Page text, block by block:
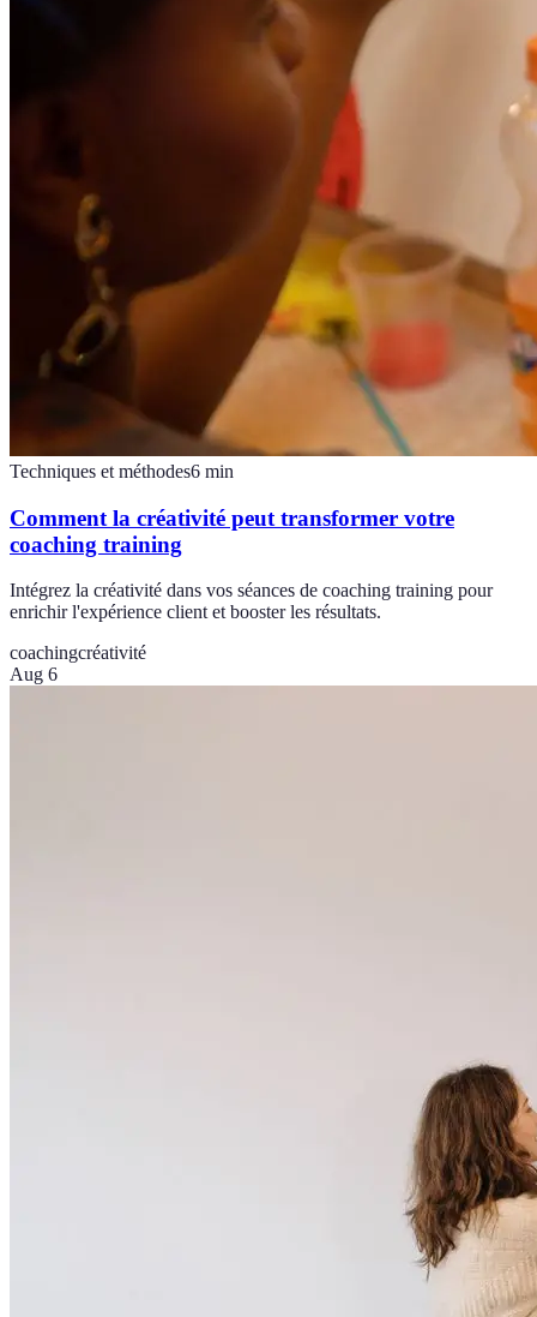
Techniques et méthodes6 min
Comment la créativité peut transformer votre
coaching training
Intégrez la créativité dans vos séances de coaching training pour
enrichir l'expérience client et booster les résultats.
coachingcréativité
Aug 6